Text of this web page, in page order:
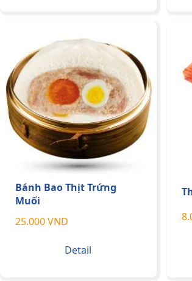
Bánh Bao Thịt Trứng
Muối
25.000 VND
Detail